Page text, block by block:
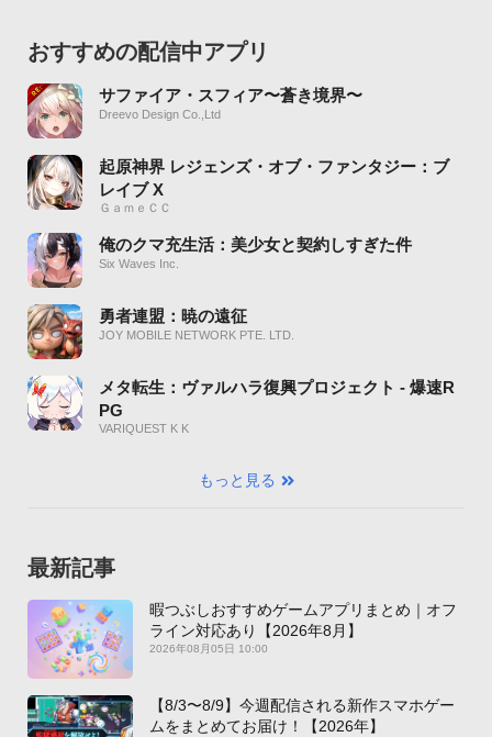
おすすめの配信中アプリ
サファイア・スフィア〜蒼き境界〜
Dreevo Design Co.,Ltd
起原神界 レジェンズ・オブ・ファンタジー：ブ
レイブ X
ＧａｍｅＣＣ
俺のクマ充生活：美少女と契約しすぎた件
Six Waves Inc.
勇者連盟：暁の遠征
JOY MOBILE NETWORK PTE. LTD.
メタ転生：ヴァルハラ復興プロジェクト - 爆速R
PG
VARIQUEST K K
もっと見る
最新記事
暇つぶしおすすめゲームアプリまとめ｜オフ
ライン対応あり【2026年8月】
2026年08月05日 10:00
【8/3〜8/9】今週配信される新作スマホゲー
ムをまとめてお届け！【2026年】